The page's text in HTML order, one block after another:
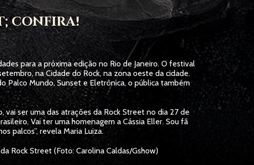
CONFIRA!
para a próxima edição no Rio de Janeiro. O festival
na Cidade do Rock, na zona oeste da cidade.
Palco Mundo, Sunset e Eletrônica, o pública também
vai ser uma das atrações da Rock Street no dia 27 de
Vai ter uma homenagem a Cássia Eller. Sou fã
palcos”, revela Maria Luiza.
Rock Street (Foto: Carolina Caldas/Gshow)